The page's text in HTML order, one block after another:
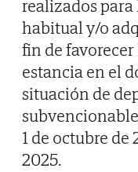
realizados
habitual y/o
fin de
estancia en el
situación de
1 de octubre de
2025.